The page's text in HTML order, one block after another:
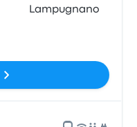
Lampugnano